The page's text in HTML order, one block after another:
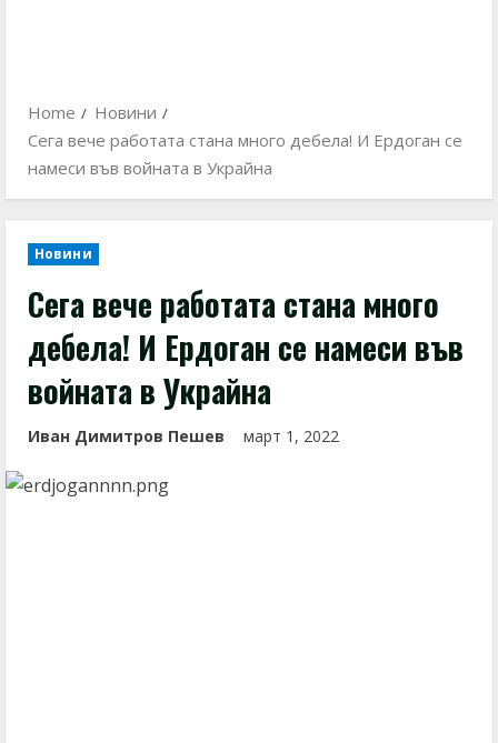
Home
Новини
Сега вече работата стана много дебела! И Ердоган се
намеси във войната в Украйна
Новини
Сега вече работата стана много
дебела! И Ердоган се намеси във
войната в Украйна
Иван Димитров Пешев март 1, 2022